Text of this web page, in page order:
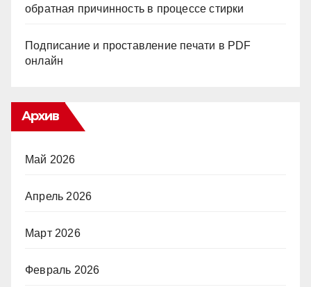
обратная причинность в процессе стирки
Подписание и проставление печати в PDF
онлайн
Архив
Май 2026
Апрель 2026
Март 2026
Февраль 2026